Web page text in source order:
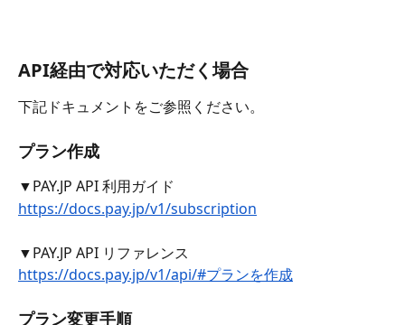
API経由で対応いただく場合
下記ドキュメントをご参照ください。
プラン作成
▼PAY.JP API 利用ガイド
https://docs.pay.jp/v1/subscription
▼PAY.JP API リファレンス
https://docs.pay.jp/v1/api/#プランを作成
プラン変更手順